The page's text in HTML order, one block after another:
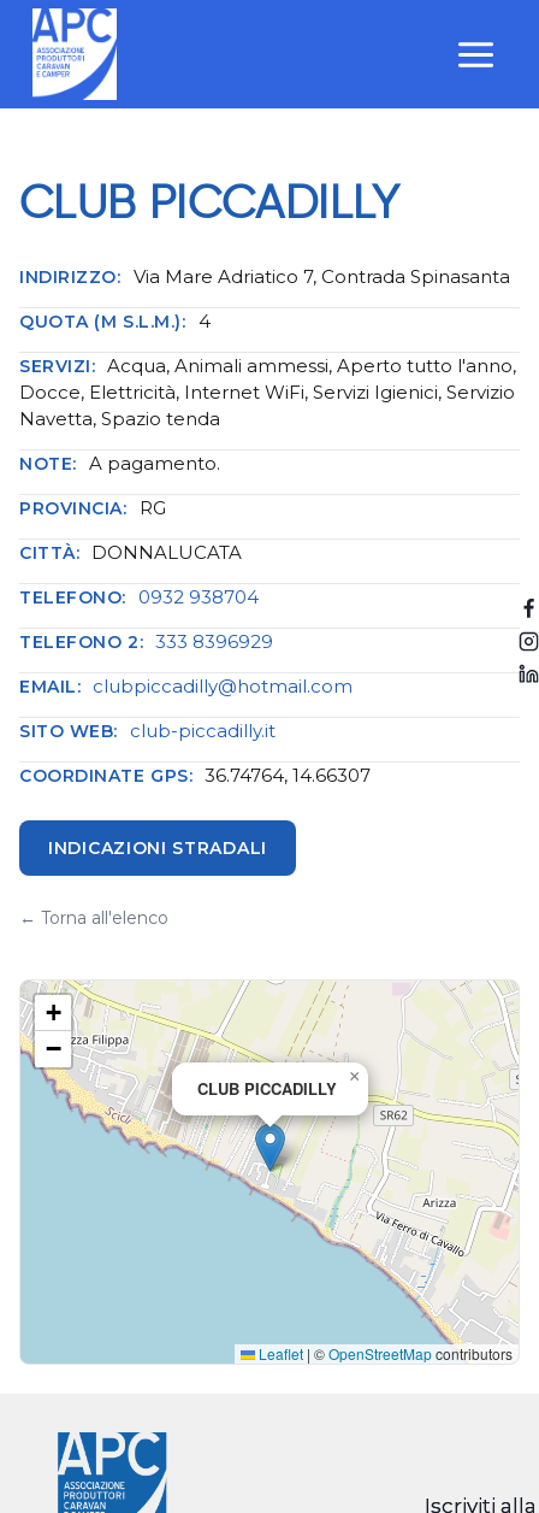
Salta
contenuto
Iscriviti alla
CLUB PICCADILLY
INDIRIZZO: Via Mare Adriatico 7, Contrada Spinasanta
QUOTA (M S.L.M.): 4
SERVIZI: Acqua, Animali ammessi, Aperto tutto l'anno,
Docce, Elettricità, Internet WiFi, Servizi Igienici, Servizio
Navetta, Spazio tenda
NOTE: A pagamento.
PROVINCIA: RG
CITTÀ: DONNALUCATA
TELEFONO: 0932 938704
TELEFONO 2: 333 8396929
EMAIL: clubpiccadilly@hotmail.com
SITO WEB: club-piccadilly.it
COORDINATE GPS: 36.74764, 14.66307
INDICAZIONI STRADALI
← Torna all'elenco
CLUB PICCADILLY
×
+
−
Leaflet | ©OpenStreetMapcontributors
Iscriviti alla